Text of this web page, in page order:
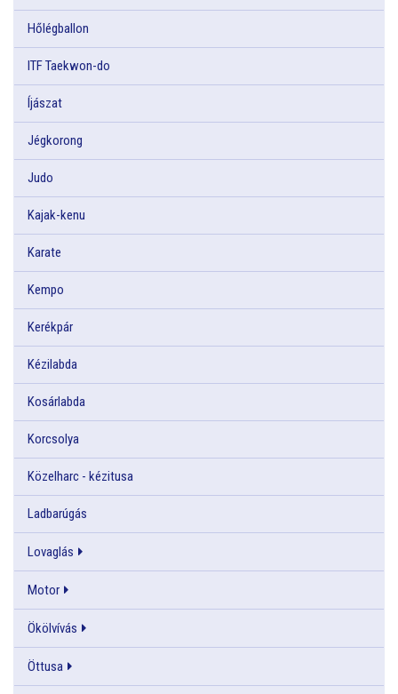
Hőlégballon
ITF Taekwon-do
Íjászat
Jégkorong
Judo
Kajak-kenu
Karate
Kempo
Kerékpár
Kézilabda
Kosárlabda
Korcsolya
Közelharc - kézitusa
Ladbarúgás
Lovaglás
Motor
Ökölvívás
Öttusa